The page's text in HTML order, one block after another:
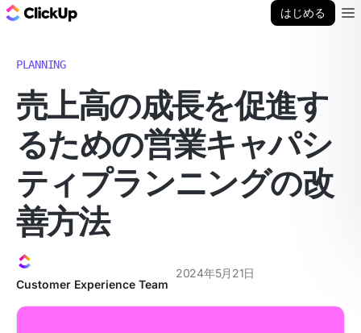
はじめる
PLANNING
売上高の成長を促進す
るための営業キャパシ
ティプランニングの改
善方法
Customer Experience Team
2024年5月21日